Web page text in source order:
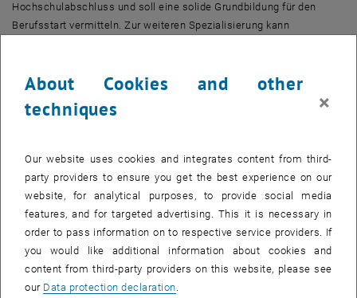
Hochschulabschluss und soll eine solide Grundbildung für den
Berufsstart vermitteln. Zur weiteren Spezialisierung kann
gut angenommen. Entsprechend hoch ist die Nachfrage: Die neu
begonnenen Studien stiegen im Vergleich zum Vorjahr teilweise
massiv (Technische Physik +27%, Technische Chemie +25%,
Durch Umsetzung des Bologna-Abkommens ermöglicht die TU
Wien ihren Studierenden den unkomplizierten Zugang zum
europäischen Hochschulangebot. Studierende der TU Wien haben
somit einen wesentlichen Wettbewerbsvorteil im international
stärker werdenden Konkurrenzkampf. Kaiser dazu: "Eine
wesentliche Motivation für die Einführung des Bologna-Prozesses
war die Beseitigung von Mobilitätshindernissen bei Studien in
About Cookies and other
techniques
×
Our website uses cookies and integrates content from third-
party providers to ensure you get the best experience on our
website, for analytical purposes, to provide social media
features, and for targeted advertising. This it is necessary in
order to pass information on to respective service providers. If
you would like additional information about cookies and
content from third-party providers on this website, please see
our Data protection declaration